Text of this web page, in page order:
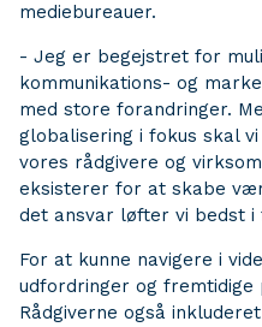
mediebureauer.
- Jeg er begejstret for
kommunikations- og
med store forandringer.
globalisering i fokus skal
vores rådgivere og
eksisterer for at skabe
det ansvar løfter vi bedst
For at kunne navigere i
udfordringer og fremtidige
Rådgiverne også